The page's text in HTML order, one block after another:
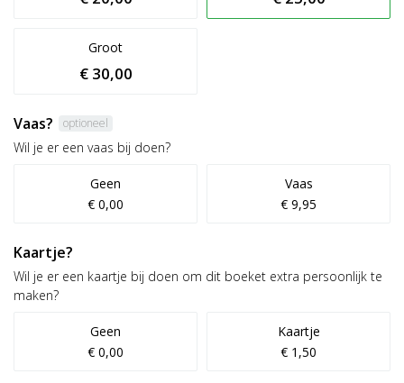
Groot
€ 30,00
Vaas? optioneel
Wil je er een vaas bij doen?
Geen
€ 0,00
Vaas
€ 9,95
Kaartje?
Wil je er een kaartje bij doen om dit boeket extra persoonlijk te
maken?
Geen
€ 0,00
Kaartje
€ 1,50